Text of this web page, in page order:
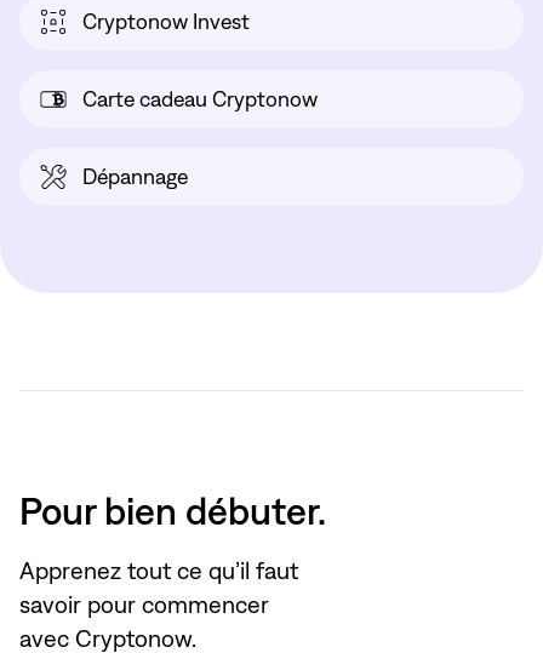
Cryptonow Invest
Carte cadeau Cryptonow
Dépannage
Pour bien débuter.
Apprenez tout ce qu’il faut
savoir pour commencer
avec Cryptonow.